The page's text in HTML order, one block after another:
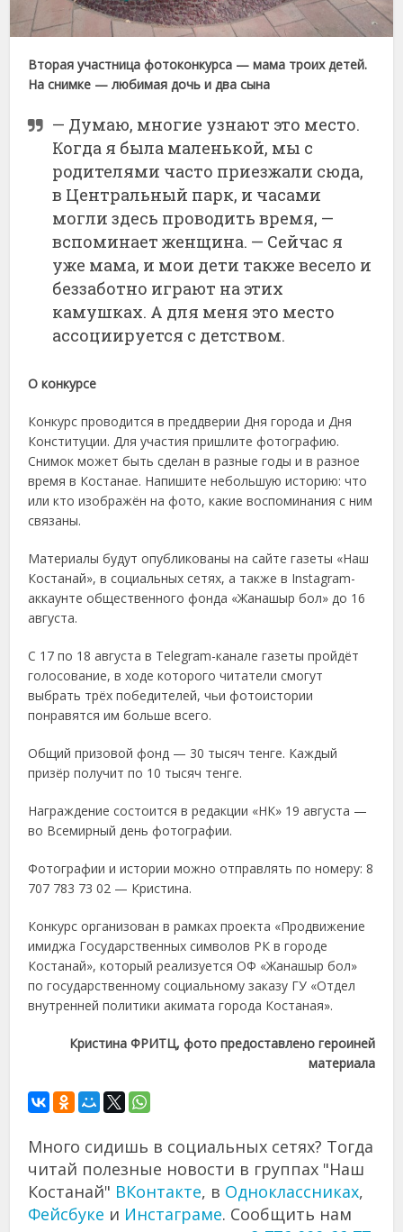
Вторая участница фотоконкурса — мама троих детей.
На снимке — любимая дочь и два сына
— Думаю, многие узнают это место.
Когда я была маленькой, мы с
родителями часто приезжали сюда,
в Центральный парк, и часами
могли здесь проводить время, —
вспоминает женщина. — Сейчас я
уже мама, и мои дети также весело и
беззаботно играют на этих
камушках. А для меня это место
ассоциируется с детством.
О конкурсе
Конкурс проводится в преддверии Дня города и Дня
Конституции. Для участия пришлите фотографию.
Снимок может быть сделан в разные годы и в разное
время в Костанае. Напишите небольшую историю: что
или кто изображён на фото, какие воспоминания с ним
связаны.
Материалы будут опубликованы на сайте газеты «Наш
Костанай», в социальных сетях, а также в Instagram-
аккаунте общественного фонда «Жанашыр бол» до 16
августа.
С 17 по 18 августа в Telegram-канале газеты пройдёт
голосование, в ходе которого читатели смогут
выбрать трёх победителей, чьи фотоистории
понравятся им больше всего.
Общий призовой фонд — 30 тысяч тенге. Каждый
призёр получит по 10 тысяч тенге.
Награждение состоится в редакции «НК» 19 августа —
во Всемирный день фотографии.
Фотографии и истории можно отправлять по номеру: 8
707 783 73 02 — Кристина.
Конкурс организован в рамках проекта «Продвижение
имиджа Государственных символов РК в городе
Костанай», который реализуется ОФ «Жанашыр бол»
по государственному социальному заказу ГУ «Отдел
внутренней политики акимата города Костаная».
Кристина ФРИТЦ, фото предоставлено героиней
материала
Много сидишь в социальных сетях? Тогда
читай полезные новости в группах "Наш
Костанай" ВКонтакте, в Одноклассниках,
Фейсбуке и Инстаграме. Сообщить нам